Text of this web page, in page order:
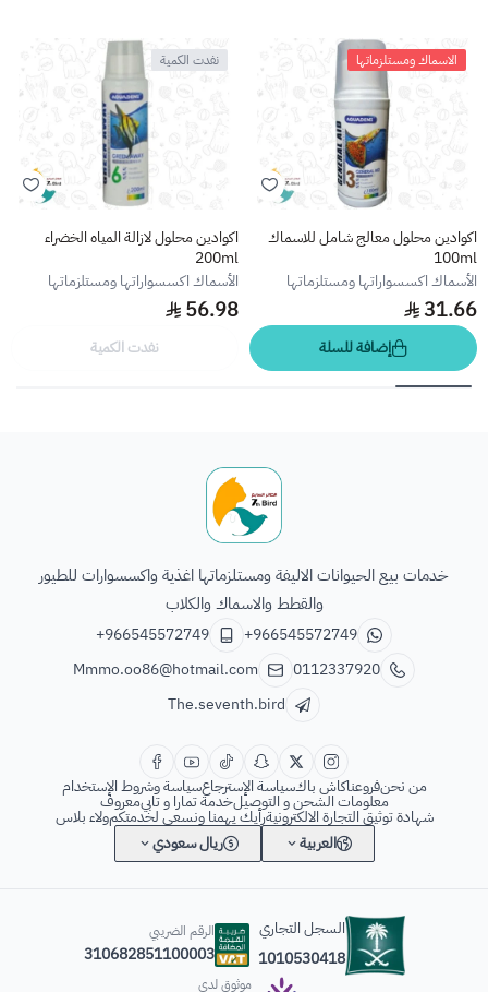
الاسماك ومستلزماتها
اكوادين محلول معالج شامل للاسماك
100ml
الأسماك اكسسواراتها ومستلزماتها
31.66
إضافة للسلة
نفدت الكمية
اكوادين محلول لازالة المياه الخضراء
200ml
الأسماك اكسسواراتها ومستلزماتها
56.98
نفدت الكمية
خدمات بيع الحيوانات الاليفة ومستلزماتها اغذية واكسسوارات للطيور
والقطط والاسماك والكلاب
+966545572749
+966545572749
0112337920
Mmmo.oo86@hotmail.com
The.seventh.bird
من نحنفروعناكاش باكسياسة الإسترجاعسياسة وشروط الإستخدام
معلومات الشحن و التوصيلخدمة تمارا و تابيمعروف
شهادة توثيق التجارة الالكترونيةرأيك يهمنا ونسعى لخدمتكمولاء بلاس
العربية
ريال سعودي
السجل التجاري
1010530418
الرقم الضريبي
310682851100003
موثوق لدى